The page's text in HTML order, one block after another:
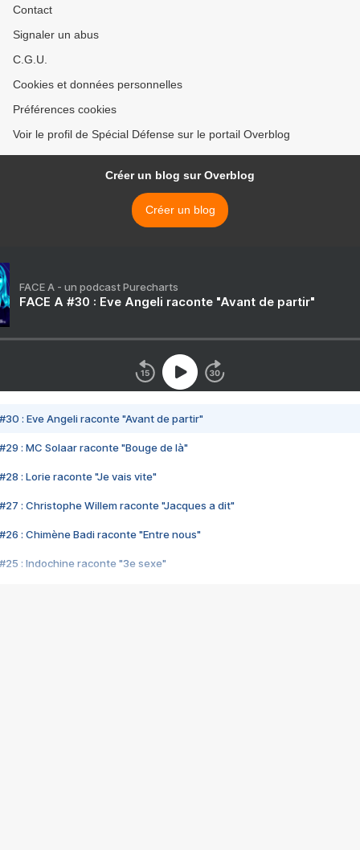
Contact
Signaler un abus
C.G.U.
Cookies et données personnelles
Préférences cookies
Voir le profil de Spécial Défense sur le portail Overblog
Créer un blog sur Overblog
Créer un blog
FACE A - un podcast Purecharts
FACE A #30 : Eve Angeli raconte "Avant de partir"
#30 : Eve Angeli raconte "Avant de partir"
#29 : MC Solaar raconte "Bouge de là"
#28 : Lorie raconte "Je vais vite"
#27 : Christophe Willem raconte "Jacques a dit"
#26 : Chimène Badi raconte "Entre nous"
#25 : Indochine raconte "3e sexe"